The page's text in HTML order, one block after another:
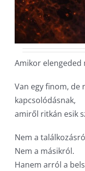
Amikor elengeded
Van egy finom, de
kapcsolódásnak,
amiről ritkán esik
Nem a
Nem a másikról.
Hanem arról a